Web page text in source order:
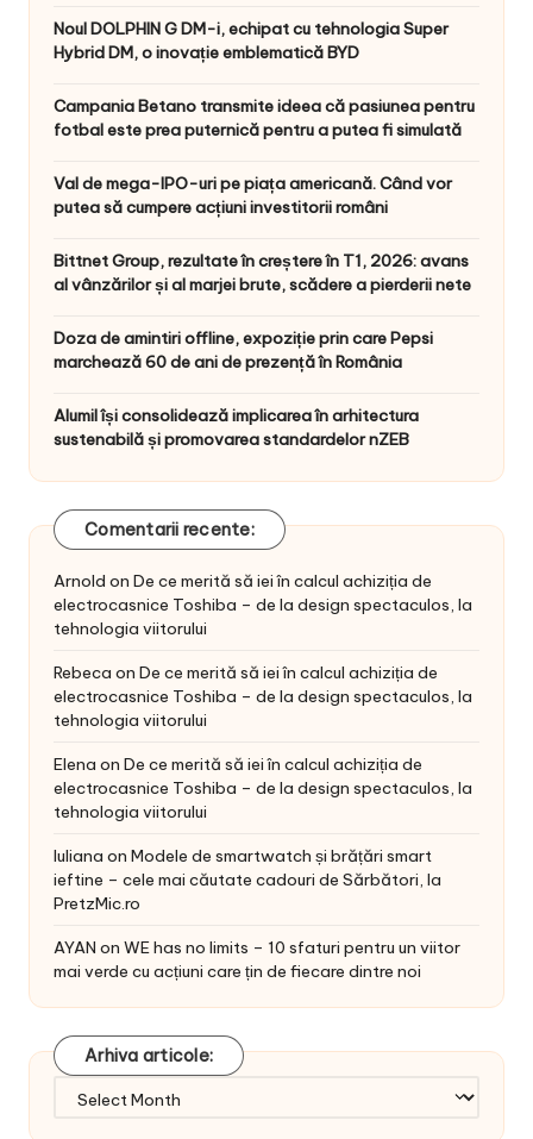
Noul DOLPHIN G DM-i, echipat cu tehnologia Super
Hybrid DM, o inovație emblematică BYD
Campania Betano transmite ideea că pasiunea pentru
fotbal este prea puternică pentru a putea fi simulată
Val de mega-IPO-uri pe piața americană. Când vor
putea să cumpere acțiuni investitorii români
Bittnet Group, rezultate în creștere în T1, 2026: avans
al vânzărilor și al marjei brute, scădere a pierderii nete
Doza de amintiri offline, expoziție prin care Pepsi
marchează 60 de ani de prezență în România
Alumil își consolidează implicarea în arhitectura
sustenabilă și promovarea standardelor nZEB
Comentarii recente:
Arnold on De ce merită să iei în calcul achiziția de
electrocasnice Toshiba – de la design spectaculos, la
tehnologia viitorului
Rebeca on De ce merită să iei în calcul achiziția de
electrocasnice Toshiba – de la design spectaculos, la
tehnologia viitorului
Elena on De ce merită să iei în calcul achiziția de
electrocasnice Toshiba – de la design spectaculos, la
tehnologia viitorului
Iuliana on Modele de smartwatch și brățări smart
ieftine – cele mai căutate cadouri de Sărbători, la
PretzMic.ro
AYAN on WE has no limits – 10 sfaturi pentru un viitor
mai verde cu acțiuni care țin de fiecare dintre noi
Arhiva articole: